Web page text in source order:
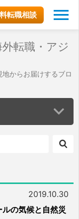
転職相談
転職・アジ
からお届けするブロ
2019.10.30
の気候と自然災